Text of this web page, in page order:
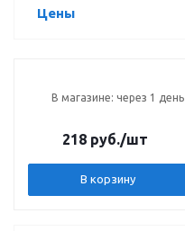
Цены
В магазине: через 1 день
218 руб./шт
В корзину